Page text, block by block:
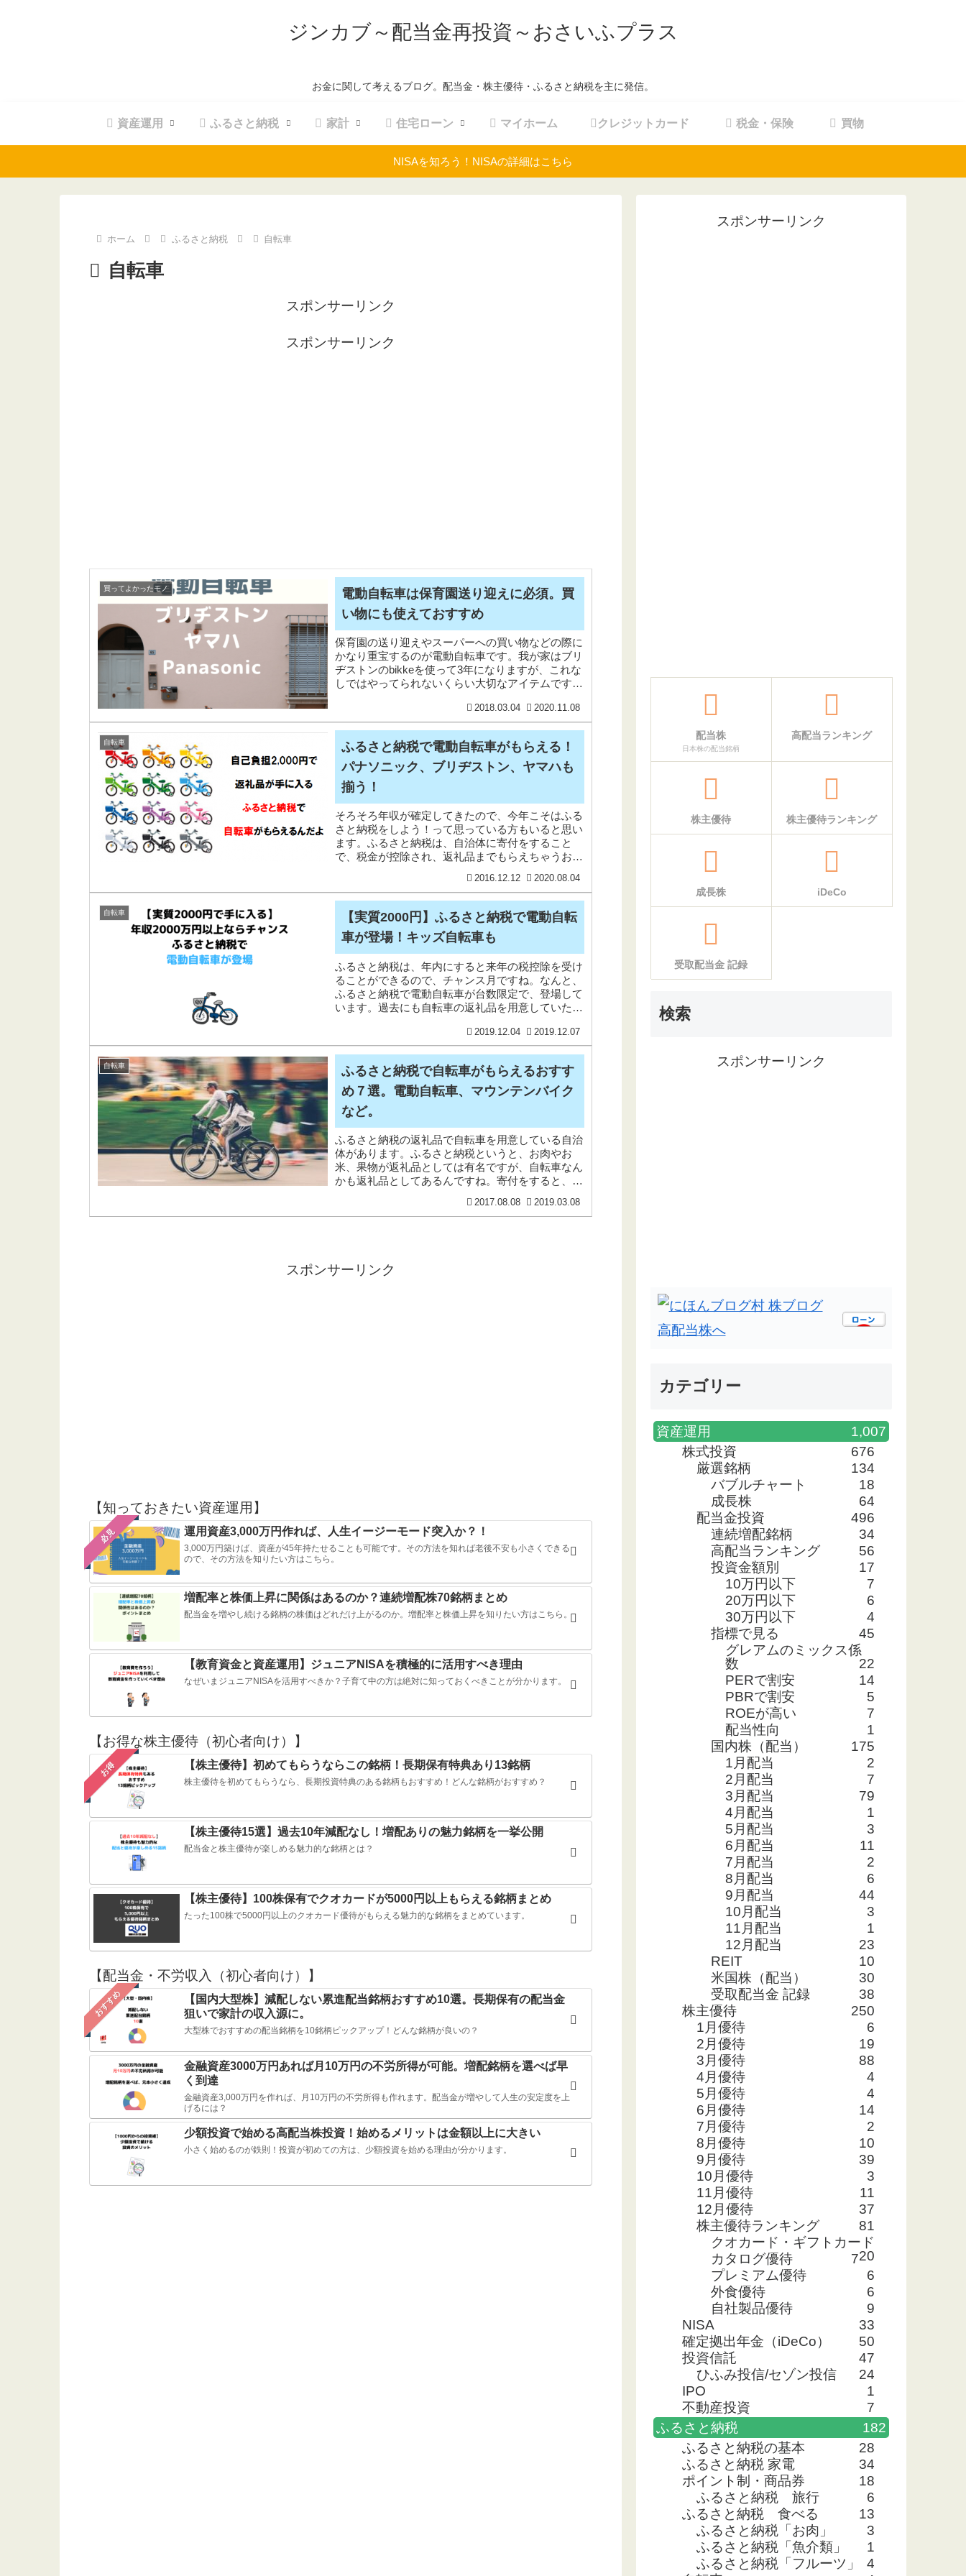
ジンカブ～配当金再投資～おさいふプラス
お金に関して考えるブログ。配当金・株主優待・ふるさと納税を主に発信。
資産運用 ふるさと納税 家計 住宅ローン マイホーム クレジットカード 税金・保険 買物
NISAを知ろう！NISAの詳細はこちら
ホーム ふるさと納税 自転車
自転車
スポンサーリンク
スポンサーリンク
買ってよかったモノ
電動自転車は保育園送り迎えに必須。買
い物にも使えておすすめ
保育園の送り迎えやスーパーへの買い物などの際に
かなり重宝するのが電動自転車です。我が家はブリ
ヂストンのbikkeを使って3年になりますが、これな
しではやってられないくらい大切なアイテムです。
2018.03.04 2020.11.08
自転車
ふるさと納税で電動自転車がもらえる！
パナソニック、ブリヂストン、ヤマハも
揃う！
そろそろ年収が確定してきたので、今年こそはふる
さと納税をしよう！って思っている方もいると思い
ます。ふるさと納税は、自治体に寄付をすること
で、税金が控除され、返礼品までもらえちゃうお得
2016.12.12 2020.08.04
自転車
【実質2000円】ふるさと納税で電動自転
車が登場！キッズ自転車も
ふるさと納税は、年内にすると来年の税控除を受け
ることができるので、チャンス月ですね。なんと、
ふるさと納税で電動自転車が台数限定で、登場して
います。過去にも自転車の返礼品を用意していた大
2019.12.04 2019.12.07
自転車
ふるさと納税で自転車がもらえるおすす
め７選。電動自転車、マウンテンバイク
など。
ふるさと納税の返礼品で自転車を用意している自治
体があります。ふるさと納税というと、お肉やお
米、果物が返礼品としては有名ですが、自転車なん
かも返礼品としてあるんですね。寄付をすると、
2017.08.08 2019.03.08
スポンサーリンク
【知っておきたい資産運用】
必見 運用資産3,000万円作れば、人生イージーモード突入か？！
3,000万円築けば、資産が45年持たせることも可能です。その方法を知れば老後不安も小さくできる
ので、その方法を知りたい方はこちら。
増配率と株価上昇に関係はあるのか？連続増配株70銘柄まとめ
配当金を増やし続ける銘柄の株価はどれだけ上がるのか。増配率と株価上昇を知りたい方はこちら。
【教育資金と資産運用】ジュニアNISAを積極的に活用すべき理由
なぜいまジュニアNISAを活用すべきか？子育て中の方は絶対に知っておくべきことが分かります。
【お得な株主優待（初心者向け）】
お得 【株主優待】初めてもらうならこの銘柄！長期保有特典あり13銘柄
株主優待を初めてもらうなら、長期投資特典のある銘柄もおすすめ！どんな銘柄がおすすめ？
【株主優待15選】過去10年減配なし！増配ありの魅力銘柄を一挙公開
配当金と株主優待が楽しめる魅力的な銘柄とは？
【株主優待】100株保有でクオカードが5000円以上もらえる銘柄まとめ
たった100株で5000円以上のクオカード優待がもらえる魅力的な銘柄をまとめています。
【配当金・不労収入（初心者向け）】
おすすめ
【国内大型株】減配しない累進配当銘柄おすすめ10選。長期保有の配当金
狙いで家計の収入源に。
大型株でおすすめの配当銘柄を10銘柄ピックアップ！どんな銘柄が良いの？
金融資産3000万円あれば月10万円の不労所得が可能。増配銘柄を選べば早
く到達
金融資産3,000万円を作れば、月10万円の不労所得も作れます。配当金が増やして人生の安定度を上
げるには？
少額投資で始める高配当株投資！始めるメリットは金額以上に大きい
小さく始めるのが鉄則！投資が初めての方は、少額投資を始める理由が分かります。
スポンサーリンク
配当株
日本株の配当銘柄
高配当ランキング
株主優待 株主優待ランキング
成長株 iDeCo
受取配当金 記録
検索
スポンサーリンク
カテゴリー
資産運用
1,007
株式投資
676
厳選銘柄
134
バブルチャート
18
成長株
64
配当金投資
496
連続増配銘柄
34
高配当ランキング
56
投資金額別
17
10万円以下
7
20万円以下
6
30万円以下
4
指標で見る
45
グレアムのミックス係
数
22
PERで割安
14
PBRで割安
5
ROEが高い
7
配当性向
1
国内株（配当）
175
1月配当
2
2月配当
7
3月配当
79
4月配当
1
5月配当
3
6月配当
11
7月配当
2
8月配当
6
9月配当
44
10月配当
3
11月配当
1
12月配当
23
REIT
10
米国株（配当）
30
受取配当金 記録
38
株主優待
250
1月優待
6
2月優待
19
3月優待
88
4月優待
4
5月優待
4
6月優待
14
7月優待
2
8月優待
10
9月優待
39
10月優待
3
11月優待
11
12月優待
37
株主優待ランキング
81
クオカード・ギフトカード
20
カタログ優待
7
プレミアム優待
6
外食優待
6
自社製品優待
9
NISA
33
確定拠出年金（iDeCo）
50
投資信託
47
ひふみ投信/セゾン投信
24
IPO
1
不動産投資
7
ふるさと納税
182
ふるさと納税の基本
28
ふるさと納税 家電
34
ポイント制・商品券
18
ふるさと納税 旅行
6
ふるさと納税 食べる
13
ふるさと納税「お肉」
3
ふるさと納税「魚介類」
1
ふるさと納税「フルーツ」
4